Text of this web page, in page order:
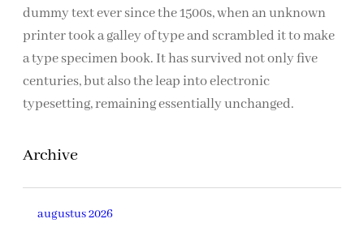
dummy text ever since the 1500s, when an unknown
printer took a galley of type and scrambled it to make
a type specimen book. It has survived not only five
centuries, but also the leap into electronic
typesetting, remaining essentially unchanged.
Archive
augustus 2026